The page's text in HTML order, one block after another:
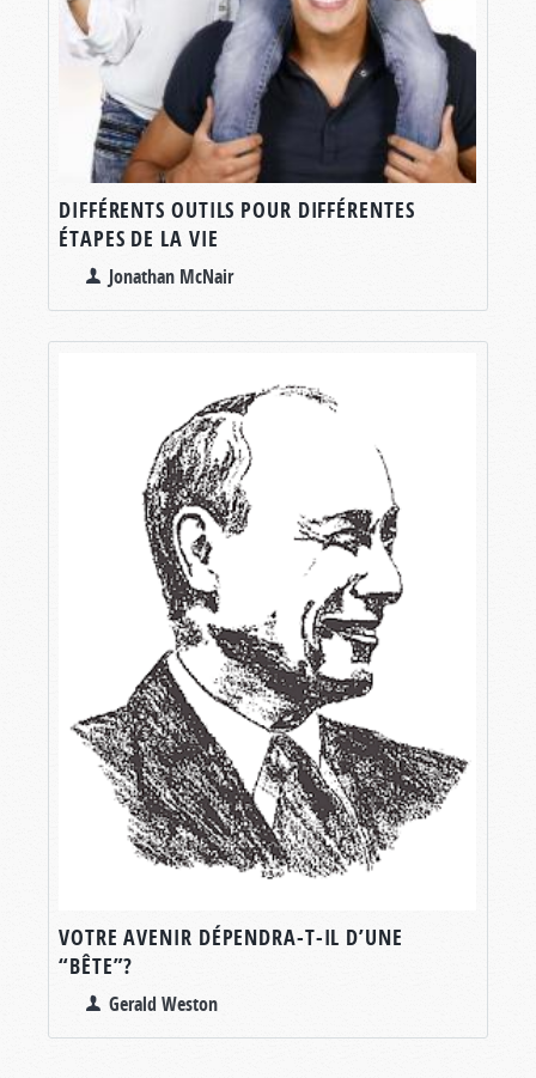
DIFFÉRENTS OUTILS POUR DIFFÉRENTES
ÉTAPES DE LA VIE
Jonathan McNair
VOTRE AVENIR DÉPENDRA-T-IL D’UNE
“BÊTE”?
Gerald Weston